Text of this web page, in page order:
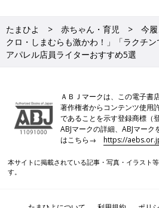
ーカー 01 OFF WHITE」を購入。クラ
しい丸みのあるフォルムが特徴のス
とブラックの2色展開で、値段も
スニーカーに合わせて白とベージュを
入れても◎。気取りのない上品なデザ
たまひよ 赤ちゃん・育児
今
クロ・しまむらも激かわ！」「ラクチ
アパレル店員ライターおすすめ5選
ＡＢＪマークは、この電子書
著作権者からコンテンツ使用
であることを示す登録商標（
ABJマークの詳細、ABJマー
はこちら→https://
本サイトに掲載されている記事・写真・イラスト
す。